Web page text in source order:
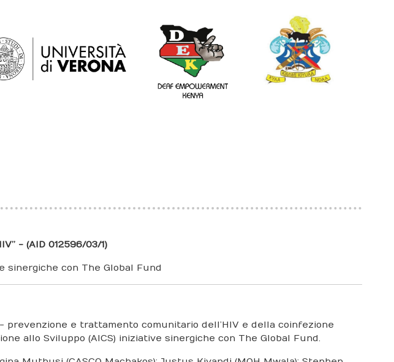
- (AID 012596/03/1)
sinergiche con The Global Fund
prevenzione e trattamento comunitario dell’HIV e della coinfezione
allo Sviluppo (AICS) iniziative sinergiche con The Global Fund.